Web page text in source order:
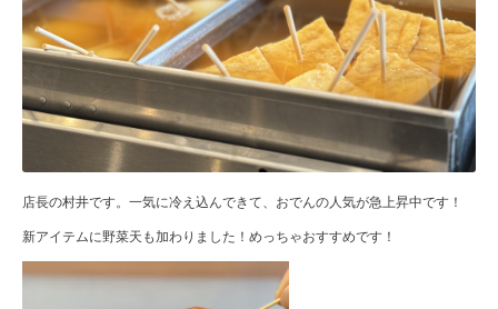
店長の村井です。一気に冷え込んできて、おでんの人気が急上昇中です！
新アイテムに野菜天も加わりました！めっちゃおすすめです！